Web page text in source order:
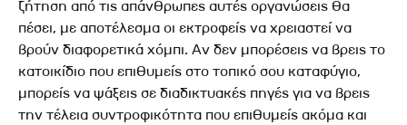
ζήτηση από τις απάνθρωπες αυτές οργανώσεις θα
πέσει, με αποτέλεσμα οι εκτροφείς να χρειαστεί να
βρούν διαφορετικά χόμπι. Αν δεν μπορέσεις να βρεις το
κατοικίδιο που επιθυμείς στο τοπικό σου καταφύγιο,
μπορείς να ψάξεις σε διαδικτυακές πηγές για να βρεις
την τέλεια συντροφικότητα που επιθυμείς ακόμα και